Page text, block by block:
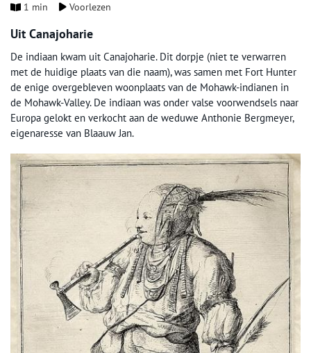
1 min Voorlezen
Uit Canajoharie
De indiaan kwam uit Canajoharie. Dit dorpje (niet te verwarren
met de huidige plaats van die naam), was samen met Fort Hunter
de enige overgebleven woonplaats van de Mohawk-indianen in
de Mohawk-Valley. De indiaan was onder valse voorwendsels naar
Europa gelokt en verkocht aan de weduwe Anthonie Bergmeyer,
eigenaresse van Blaauw Jan.